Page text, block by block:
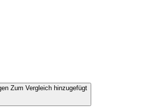
Zum Vergleich hinzugefügt